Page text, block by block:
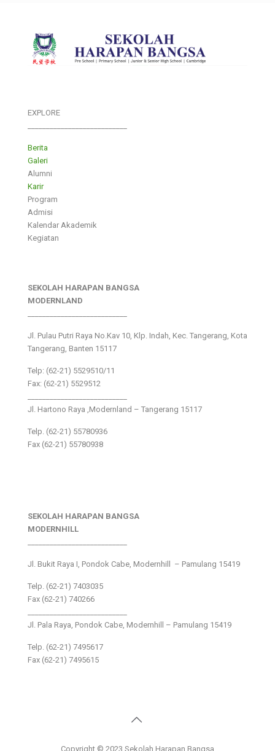
EXPLORE
Berita
Galeri
Alumni
Karir
Program
Admisi
Kalendar Akademik
Kegiatan
SEKOLAH HARAPAN BANGSA
MODERNLAND
Jl. Pulau Putri Raya No.Kav 10, Klp. Indah, Kec. Tangerang, Kota
Tangerang, Banten 15117
Telp: (62-21) 5529510/11
Fax: (62-21) 5529512
Jl. Hartono Raya ,Modernland – Tangerang 15117
Telp. (62-21) 55780936
Fax (62-21) 55780938
SEKOLAH HARAPAN BANGSA
MODERNHILL
Jl. Bukit Raya I, Pondok Cabe, Modernhill – Pamulang 15419
Telp. (62-21) 7403035
Fax (62-21) 740266
Jl. Pala Raya, Pondok Cabe, Modernhill – Pamulang 15419
Telp. (62-21) 7495617
Fax (62-21) 7495615
Copyright © 2023 Sekolah Harapan Bangsa